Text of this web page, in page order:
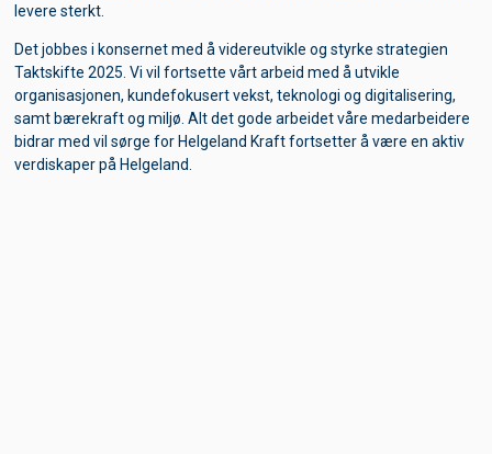
levere sterkt.
Det jobbes i konsernet med å videreutvikle og styrke strategien
Taktskifte 2025. Vi vil fortsette vårt arbeid med å utvikle
organisasjonen, kundefokusert vekst, teknologi og digitalisering,
samt bærekraft og miljø. Alt det gode arbeidet våre medarbeidere
bidrar med vil sørge for Helgeland Kraft fortsetter å være en aktiv
verdiskaper på Helgeland.